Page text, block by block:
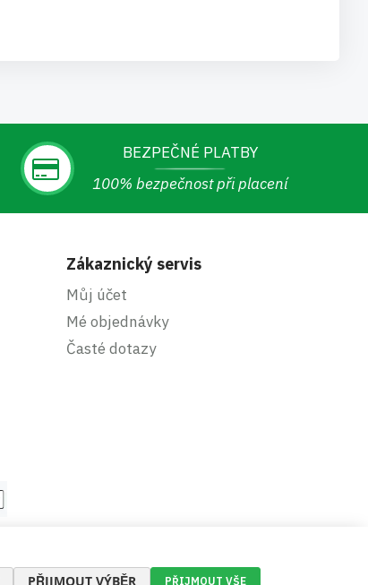
BEZPEČNÉ PLATBY
100% bezpečnost při placení
Zákaznický servis
Můj účet
Mé objednávky
Časté dotazy
PŘIJMOUT VÝBĚR PŘIJMOUT VŠE